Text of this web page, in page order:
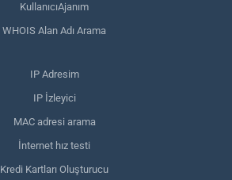
KullanıcıAjanım
WHOIS Alan Adı Arama
IP Adresim
IP İzleyici
MAC adresi arama
İnternet hız testi
Kredi Kartları Oluşturucu